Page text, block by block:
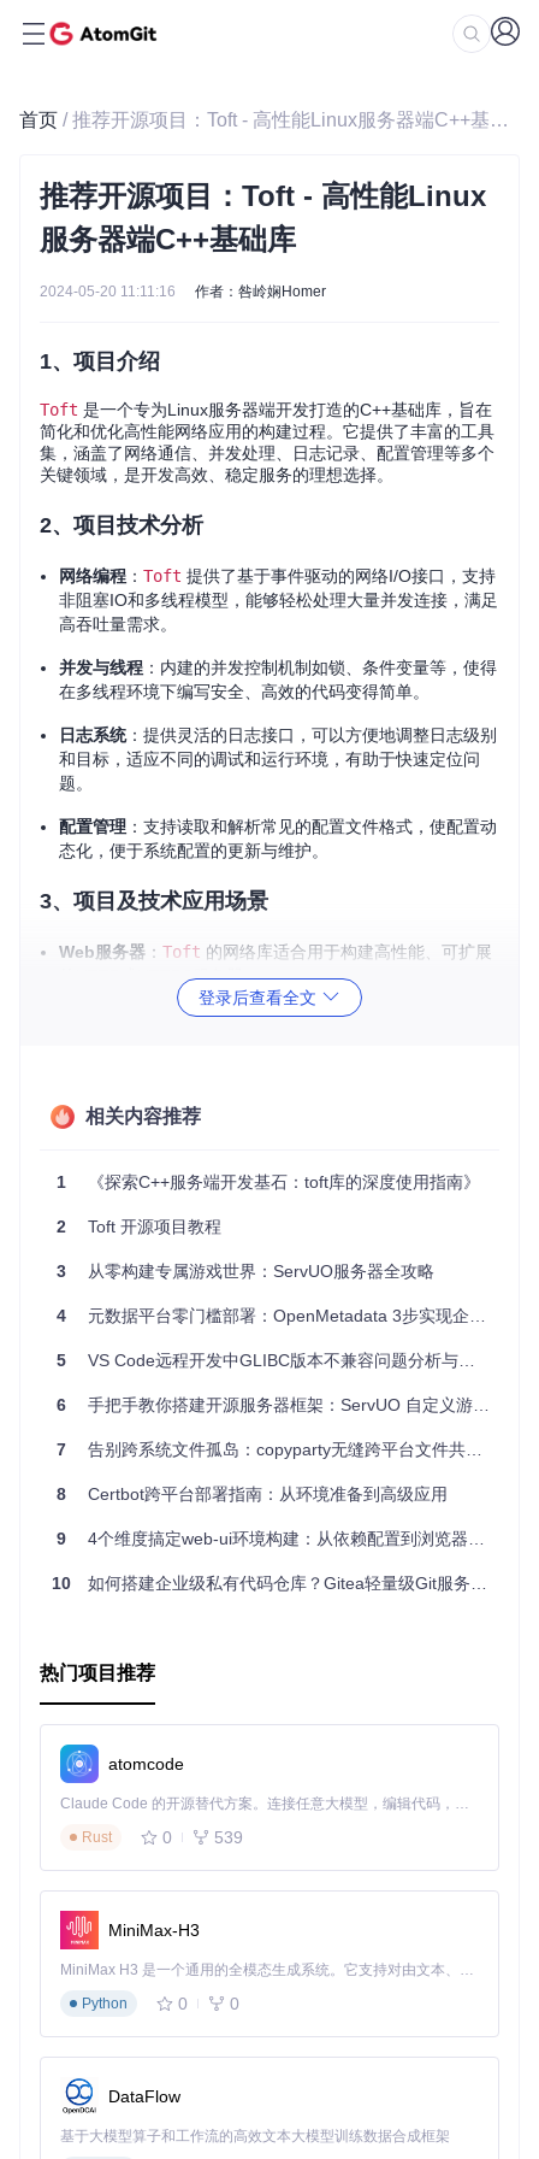
首页 / 推荐开源项目：Toft - 高性能Linux服务器端C++基础库
推荐开源项目：Toft - 高性能Linux
服务器端C++基础库
2024-05-20 11:11:16 作者：咎岭娴Homer
1、项目介绍
Toft 是一个专为Linux服务器端开发打造的C++基础库，旨在
简化和优化高性能网络应用的构建过程。它提供了丰富的工具
集，涵盖了网络通信、并发处理、日志记录、配置管理等多个
关键领域，是开发高效、稳定服务的理想选择。
2、项目技术分析
网络编程 ： Toft 提供了基于事件驱动的网络I/O接口，支持
非阻塞IO和多线程模型，能够轻松处理大量并发连接，满足
高吞吐量需求。
并发与线程 ：内建的并发控制机制如锁、条件变量等，使得
在多线程环境下编写安全、高效的代码变得简单。
日志系统：提供灵活的日志接口，可以方便地调整日志级别
和目标，适应不同的调试和运行环境，有助于快速定位问
题。
配置管理 ：支持读取和解析常见的配置文件格式，使配置动
态化，便于系统配置的更新与维护。
3、项目及技术应用场景
Web服务器 ： Toft 的网络库适合用于构建高性能、可扩展
的HTTP或HTTPS服务器。
：在大数据流处理或实时分析场景中，其并发
支撑库，如消息队列、数据库中间件等。
具。
4、项目特点
简洁设计：API 设计清晰，易于理解和使用，降低学习曲
用，避免过度依赖。
性能优秀 ：针对服务器端的优化，确保在高负载情况下仍能
保持稳定性能。
：活跃的社区维护，持续修复已知问题，添加新特
性，确保项目的生命力。
如果你正在寻找一个强大且易用的C++库来加速你的Linux服务
手。现在就加入，体验其带来的高效开发流程吧！
登录后查看全文
相关内容推荐
1 《探索C++服务端开发基石：toft库的深度使用指南》
2 Toft 开源项目教程
3 从零构建专属游戏世界：ServUO服务器全攻略
4 元数据平台零门槛部署：OpenMetadata 3步实现企业级数据治理
5 VS Code远程开发中GLIBC版本不兼容问题分析与解决方案
6 手把手教你搭建开源服务器框架：ServUO 自定义游戏世界全指南
7 告别跨系统文件孤岛：copyparty无缝跨平台文件共享极速部署指南
8 Certbot跨平台部署指南：从环境准备到高级应用
9 4个维度搞定web-ui环境构建：从依赖配置到浏览器集成的实战指南
10 如何搭建企业级私有代码仓库？Gitea轻量级Git服务从零部署指南
热门项目推荐
atomcode
Claude Code 的开源替代方案。连接任意大模型，编辑代码，运行命令，自动验证 — 全自动执行。用 Rust 构建，极致性能。 ｜ An open-source alternative to Claude Code. Connect any LLM, edit code, run commands, and verify changes — autonomously. Built in Rust for speed. Get Started
Rust
0 539
MiniMax-H3
MiniMax H3 是一个通用的全模态生成系统。它支持对由文本、图像、视频和音频组成的多模态上下文进行统一理解，并能生成分辨率高达 2K、时长可达 15 秒的带原生立体声音频的视频。得益于面向任务泛化的系统设计，H3 在预训练阶段就已具备广泛的多模态上下文理解与生成能力，能够出色地执行复杂的多模态指令。
Python
0 0
DataFlow
基于大模型算子和工作流的高效文本大模型训练数据合成框架